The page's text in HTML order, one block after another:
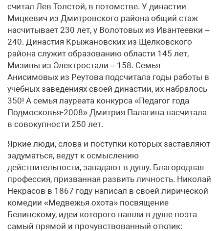
считал Лев Толстой, в потомстве. У династии
Мицкевич из Дмитровского района общий стаж
насчитывает 230 лет, у Волотовых из Ивантеевки –
240. Династия Крыжановских из Щелковского
района служит образованию области 145 лет,
Мизины из Электростали – 158. Семья
Анисимовых из Реутова подсчитала годы работы в
учебных заведениях своей династии, их набралось
350! А семья лауреата конкурса «Педагог года
Подмосковья-2008» Дмитрия Палагина насчитала
в совокупности 250 лет.
Яркие люди, слова и поступки которых заставляют
задуматься, ведут к осмыслению
действительности, западают в душу. Благородная
профессия, призванная развить личность. Николай
Некрасов в 1867 году написал в своей лирической
комедии «Медвежья охота» посвящение
Белинскому, идеи которого нашли в душе поэта
самый прямой и прочувствованный отклик: